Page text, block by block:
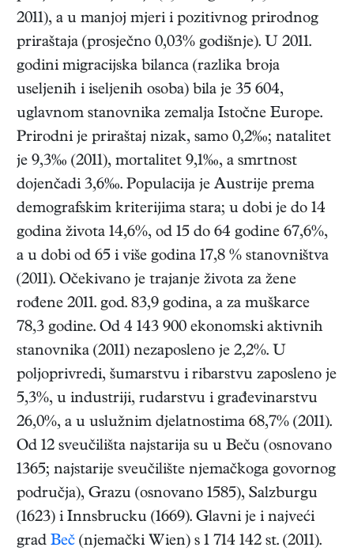
2011), a u manjoj mjeri i pozitivnog prirodnog
priraštaja (prosječno 0,03% godišnje). U 2011.
godini migracijska bilanca (razlika broja
useljenih i iseljenih osoba) bila je 35 604,
uglavnom stanovnika zemalja Istočne Europe.
Prirodni je priraštaj nizak, samo 0,2‰; natalitet
je 9,3‰ (2011), mortalitet 9,1‰, a smrtnost
dojenčadi 3,6‰. Populacija je Austrije prema
demografskim kriterijima stara; u dobi je do 14
godina života 14,6%, od 15 do 64 godine 67,6%,
a u dobi od 65 i više godina 17,8 % stanovništva
(2011). Očekivano je trajanje života za žene
rođene 2011. god. 83,9 godina, a za muškarce
78,3 godine. Od 4 143 900 ekonomski aktivnih
stanovnika (2011) nezaposleno je 2,2%. U
poljoprivredi, šumarstvu i ribarstvu zaposleno je
5,3%, u industriji, rudarstvu i građevinarstvu
26,0%, a u uslužnim djelatnostima 68,7% (2011).
Od 12 sveučilišta najstarija su u Beču (osnovano
1365; najstarije sveučilište njemačkoga govornog
područja), Grazu (osnovano 1585), Salzburgu
(1623) i Innsbrucku (1669). Glavni je i najveći
grad Beč (njemački Wien) s 1 714 142 st. (2011).